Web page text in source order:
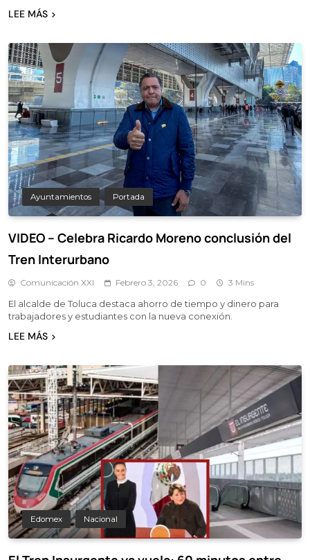
LEE MÁS
Ayuntamientos Portada
VIDEO – Celebra Ricardo Moreno conclusión del
Tren Interurbano
Comunicación XXI Febrero 3, 2026 0 3 Mins
El alcalde de Toluca destaca ahorro de tiempo y dinero para
trabajadores y estudiantes con la nueva conexión.
LEE MÁS
Edomex Nacional